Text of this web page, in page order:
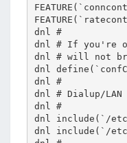
dnl #
dnl # If you're
dnl # will not
dnl
dnl #
dnl # Dialup/
dnl #
dnl include(`/
dnl include(`/